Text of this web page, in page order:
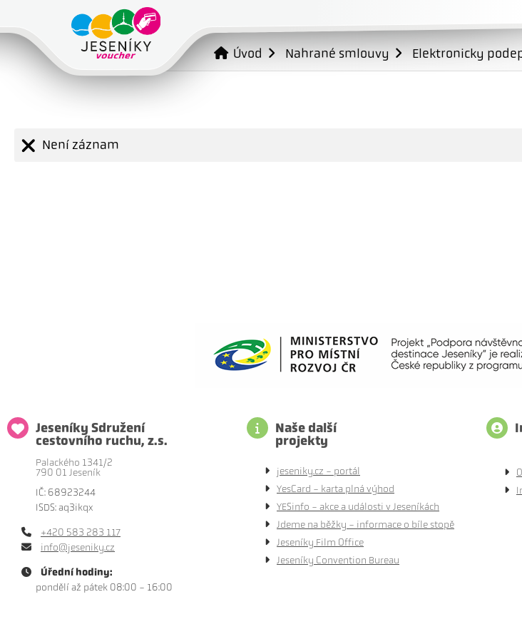
Úvod Nahrané smlouvy Elektronicky
Není záznam
Jeseníky Sdružení
cestovního ruchu, z.s.
Palackého 1341/2
790 01 Jeseník
IČ: 68923244
ISDS: aq3ikqx
+420 583 283 117
info@jeseniky.cz
Úřední hodiny:
pondělí až pátek 08:00 - 16:00
Naše další
projekty
jeseniky.cz - portál
YesCard - karta plná výhod
YESinfo - akce a události v Jeseníkách
Jdeme na běžky - informace o bíle stopě
Jeseníky Film Office
Jeseníky Convention Bureau